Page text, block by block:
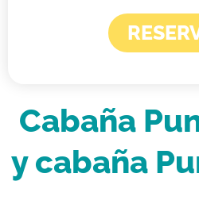
Cabaña
y cabaña